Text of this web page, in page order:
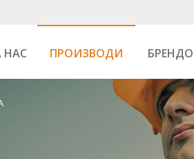
НАС ПРОИЗВОДИ